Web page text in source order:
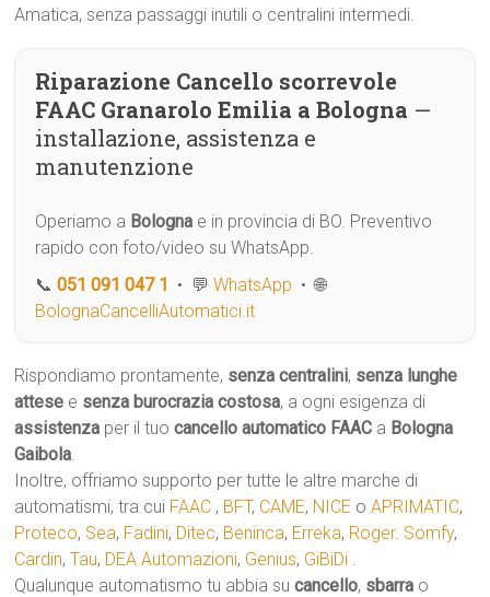
Amatica, senza passaggi inutili o centralini intermedi.
Riparazione Cancello scorrevole
FAAC Granarolo Emilia a Bologna —
installazione, assistenza e
manutenzione
Operiamo a Bologna e in provincia di BO. Preventivo
rapido con foto/video su WhatsApp.
📞051 091 047 1 • 💬WhatsApp • 🌐
BolognaCancelliAutomatici.it
Rispondiamo prontamente, senza centralini, senza lunghe
attese e senza burocrazia costosa, a ogni esigenza di
assistenza per il tuocancello automatico FAAC a Bologna
Gaibola.
Inoltre, offriamo supporto per tutte le altre marche di
automatismi, tra cui FAAC , BFT, CAME, NICE oAPRIMATIC,
Proteco, Sea, Fadini, Ditec, Beninca, Erreka, Roger. Somfy,
Cardin,Tau, DEA Automazioni, Genius, GiBiDi .
Qualunque automatismo tu abbia sucancello, sbarra o